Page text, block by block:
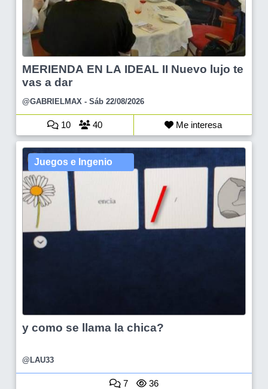
MERIENDA EN LA IDEAL II Nuevo lujo te
vas a dar
@GABRIELMAX - Sáb 22/08/2026
10 40 Me interesa
Juegos e Ingenio
y como se llama la chica?
@LAU33
7 36